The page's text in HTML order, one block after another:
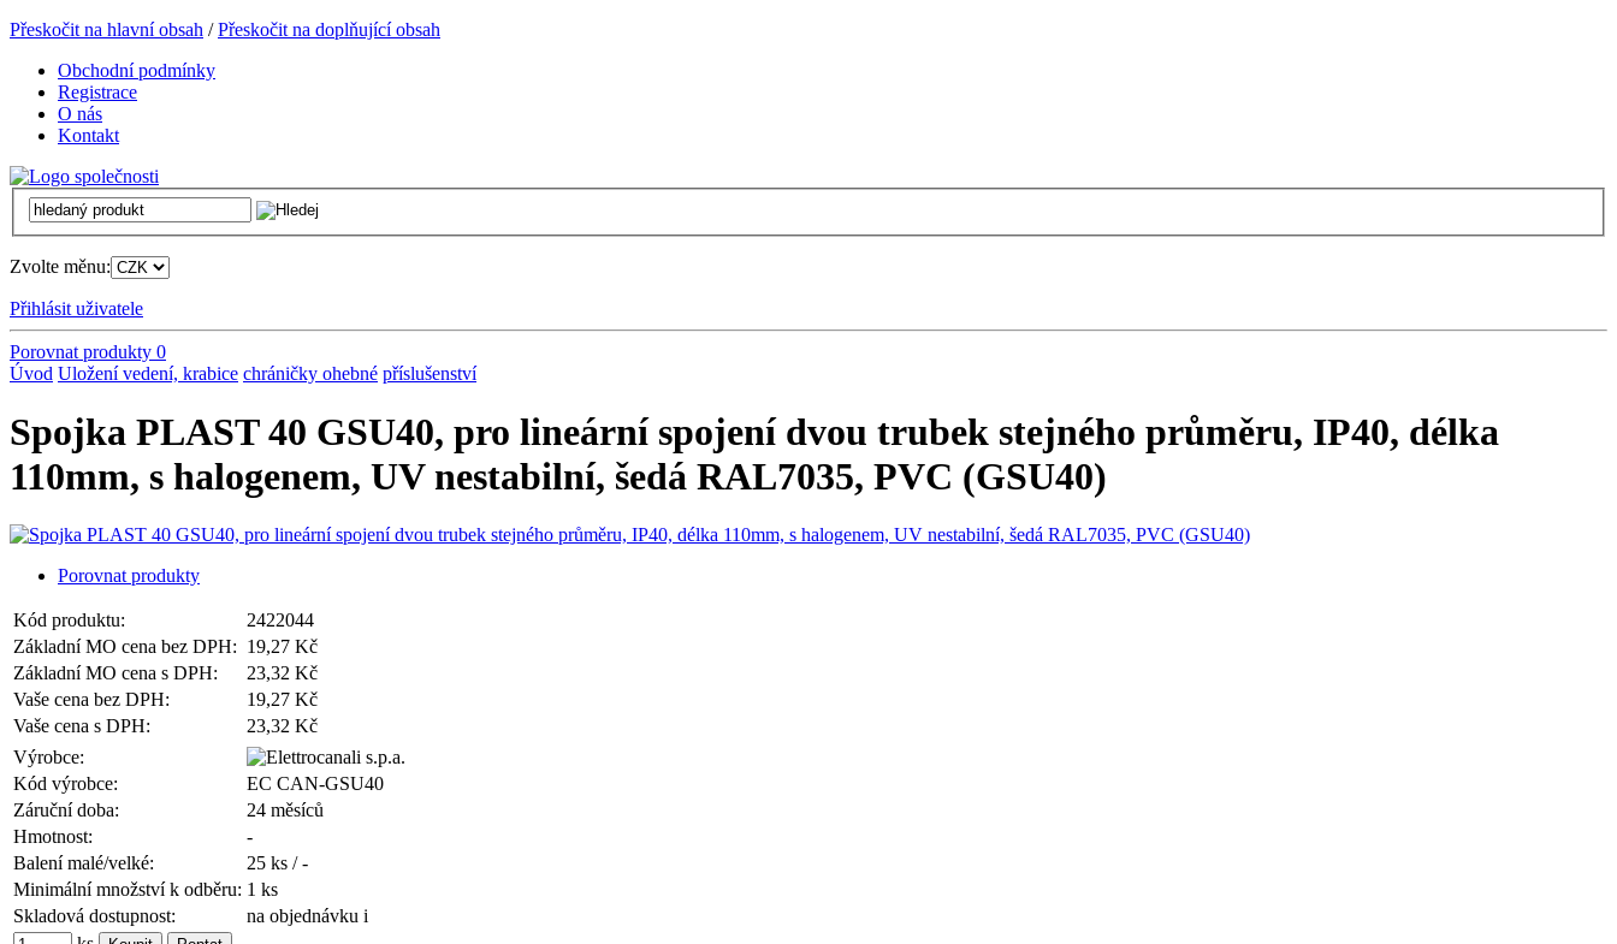
Přeskočit na hlavní obsah /Přeskočit na doplňující obsah
Obchodní podmínky
Registrace
O nás
Kontakt
Zvolte měnu:
Přihlásit uživatele
Porovnat produkty 0
Úvod Uložení vedení, krabice chráničky ohebné příslušenství
Spojka PLAST 40 GSU40, pro lineární spojení dvou trubek stejného průměru, IP40, délka
110mm, s halogenem, UV nestabilní, šedá RAL7035, PVC (GSU40)
Porovnat produkty
Kód produktu:
2422044
Základní MO cena bez DPH: 19,27 Kč
Základní MO cena s DPH:
23,32 Kč
Vaše cena bez DPH:
19,27 Kč
Vaše cena s DPH:
23,32 Kč
Výrobce:
Kód výrobce:
EC CAN-GSU40
Záruční doba:
24 měsíců
Hmotnost:
-
Balení malé/velké:
25 ks / -
Minimální množství k odběru: 1 ks
Skladová dostupnost:
na objednávku i